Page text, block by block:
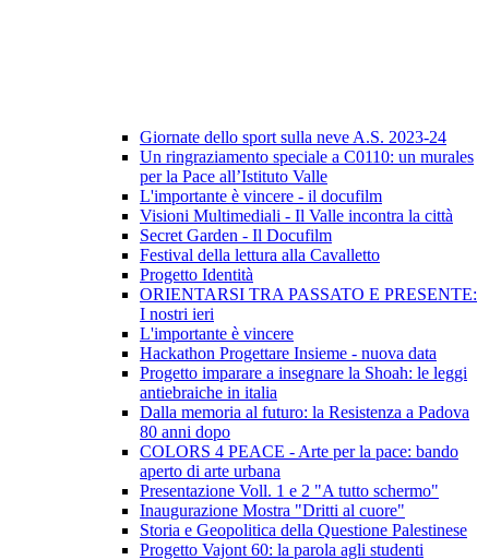
Giornate dello sport sulla neve A.S. 2023-24
Un ringraziamento speciale a C0110: un murales
per la Pace all’Istituto Valle
L'importante è vincere - il docufilm
Visioni Multimediali - Il Valle incontra la città
Secret Garden - Il Docufilm
Festival della lettura alla Cavalletto
Progetto Identità
ORIENTARSI TRA PASSATO E PRESENTE:
I nostri ieri
L'importante è vincere
Hackathon Progettare Insieme - nuova data
Progetto imparare a insegnare la Shoah: le leggi
antiebraiche in italia
Dalla memoria al futuro: la Resistenza a Padova
80 anni dopo
COLORS 4 PEACE - Arte per la pace: bando
aperto di arte urbana
Presentazione Voll. 1 e 2 "A tutto schermo"
Inaugurazione Mostra "Dritti al cuore"
Storia e Geopolitica della Questione Palestinese
Progetto Vajont 60: la parola agli studenti